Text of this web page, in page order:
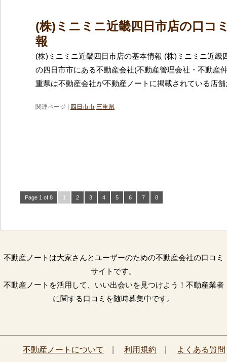
(株)ミニミニ近畿四日市店の口コ
報
(株)ミニミニ近畿四日市店の基本情報 (株)ミニミニ近畿
の四日市市にある不動産会社(不動産管理会社・不動産
重県は不動産会社が不動産ノートに掲載されている店
関連ページ | 四日市市 三重県
Page 1 of 8 1 2 3 4 5 6 7 8
不動産ノートは大家さんとユーザーのための不動産会社の口コミ
サイトです。
不動産ノートを活用して、いい出会いを見つけよう！不動産業者
に関する口コミを随時募集中です。
不動産ノートについて 利用規約 よくある質問